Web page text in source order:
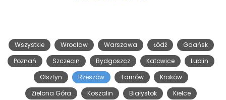
Wszystkie Wrocław Warszawa Łódź
Gdańsk
Poznań
Szczecin Bydgoszcz Katowice
Lublin
Olsztyn
Rzeszów Tarnów
Kraków
Zielona Góra
Koszalin Białystok
Kielce